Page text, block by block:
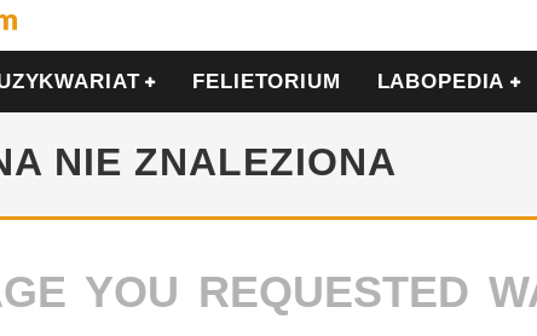
FELIETORIUM LABOPEDIA
NIE ZNALEZIONA
YOU REQUESTED